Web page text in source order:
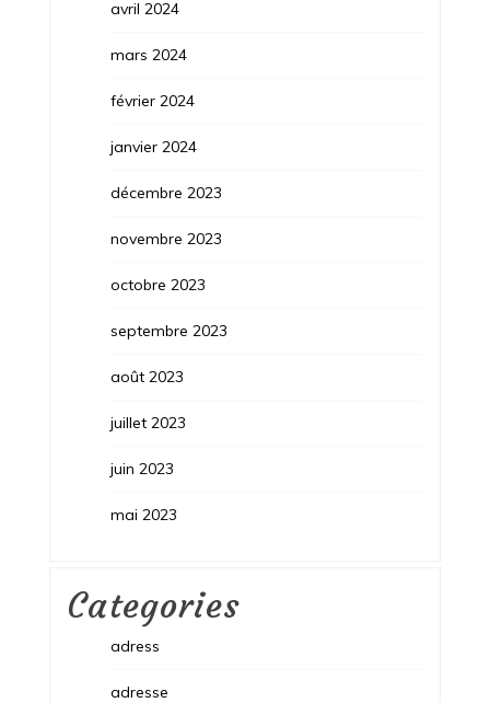
avril 2024
mars 2024
février 2024
janvier 2024
décembre 2023
novembre 2023
octobre 2023
septembre 2023
août 2023
juillet 2023
juin 2023
mai 2023
Categories
adress
adresse